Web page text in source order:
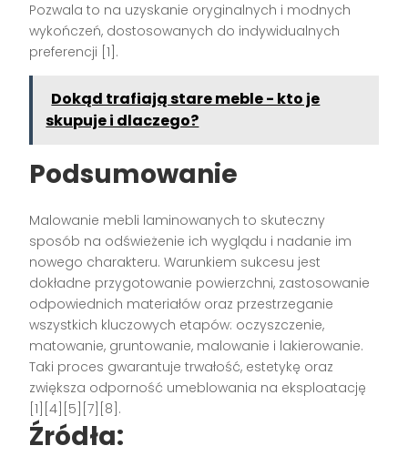
Pozwala to na uzyskanie oryginalnych i modnych
wykończeń, dostosowanych do indywidualnych
preferencji [1] .
Dokąd trafiają stare meble - kto je
skupuje i dlaczego?
Podsumowanie
Malowanie mebli laminowanych to skuteczny
sposób na odświeżenie ich wyglądu i nadanie im
nowego charakteru. Warunkiem sukcesu jest
dokładne przygotowanie powierzchni, zastosowanie
odpowiednich materiałów oraz przestrzeganie
wszystkich kluczowych etapów: oczyszczenie,
matowanie, gruntowanie, malowanie i lakierowanie.
Taki proces gwarantuje trwałość, estetykę oraz
zwiększa odporność umeblowania na eksploatację
[1][4][5][7][8] .
Źródła: